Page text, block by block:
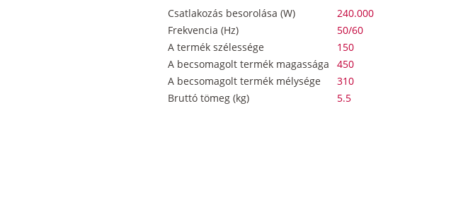
Csatlakozás besorolása (W) 240.000
Frekvencia (Hz)
50/60
A termék szélessége
150
A becsomagolt termék magassága
450
A becsomagolt termék mélysége
310
Bruttó tömeg (kg)
5.5